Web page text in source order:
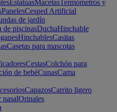
EstatuasMacetasTermómetros y
PanelesCesped Artificial
de jardín
de piscinasDuchaHinchable
HinchablesCasitas
Casetas para mascotas
CestasColchón para
de bebéCunasCama
CapazosCarrito ligero
nasalOrinales